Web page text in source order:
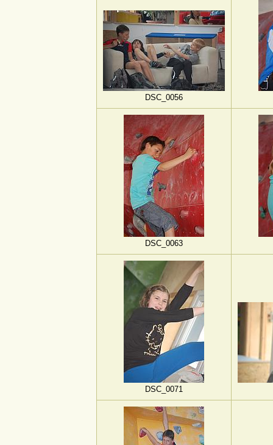
DSC_0056
DSC_0063
DSC_0071